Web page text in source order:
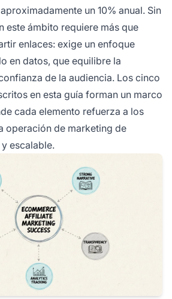
un 10% anual. Sin
este ámbito requiere más que
enlaces: exige un enfoque
en datos, que equilibre la
de la audiencia. Los cinco
en esta guía forman un marco
cada elemento refuerza a los
operación de marketing de
escalable.